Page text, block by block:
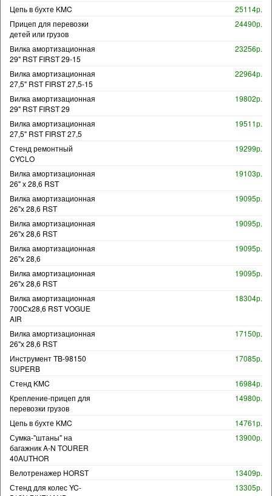
Цепь в бухте KMC
25114р.
Прицеп для перевозки
детей или грузов
24490р.
Вилка амортизационная
29" RST FIRST 29-15
23256р.
Вилка амортизационная
27,5" RST FIRST 27,5-15
22964р.
Вилка амортизационная
29" RST FIRST 29
19802р.
Вилка амортизационная
27,5" RST FIRST 27,5
19511р.
Стенд ремонтный
CYCLO
19299р.
Вилка амортизационная
26" х 28,6 RST
19103р.
Вилка амортизационная
26"х 28,6 RST
19095р.
Вилка амортизационная
26"х 28,6 RST
19095р.
Вилка амортизационная
26"х 28,6
19095р.
Вилка амортизационная
26"х 28,6 RST
19095р.
Вилка амортизационная
700Сх28,6 RST VOGUE
AIR
18304р.
Вилка амортизационная
26"х 28,6 RST
17150р.
Инструмент TB-98150
SUPERB
17085р.
Стенд KMC
16984р.
Крепление-прицеп для
перевозки грузов
14980р.
Цепь в бухте KMC
14761р.
Сумка-"штаны" на
багажник A-N TOURER
40AUTHOR
13900р.
Велотренажер HORST
13409р.
Стенд для колес YC-
13305р.